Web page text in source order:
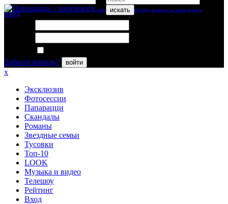
искать
вход
Забыли пароль?
войти
x
Эксклюзив
Фотосессии
Папарацци
Скандалы
Романы
Звездные семьи
Тусовки
Топ-10
LOOK
Музыка и видео
Телешоу
Рейтинг
Вход